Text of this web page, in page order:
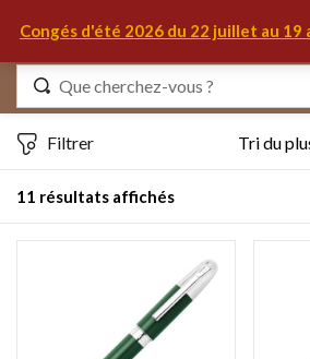
Congés d'été 2026 du 22 juillet au 19
11 résultats affichés
Filtrer Tri du
Identifiez-
Se souvenir de moi
S'IDENTIFIER